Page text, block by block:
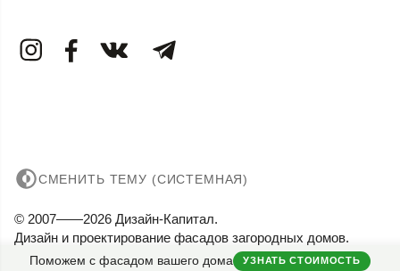
Поможем с фасадом вашего дома УЗНАТЬ СТОИМОСТЬ
СМЕНИТЬ ТЕМУ (СИСТЕМНАЯ)
© 2007——2026 Дизайн-Капитал.
Дизайн и проектирование фасадов загородных домов.
Конфиденциальность